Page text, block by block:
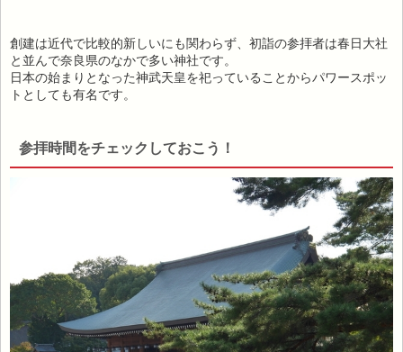
創建は近代で比較的新しいにも関わらず、初詣の参拝者は春日大社
と並んで奈良県のなかで多い神社です。
日本の始まりとなった神武天皇を祀っていることからパワースポッ
トとしても有名です。
参拝時間をチェックしておこう！